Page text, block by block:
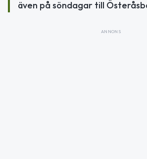
även på söndagar till
ANNONS